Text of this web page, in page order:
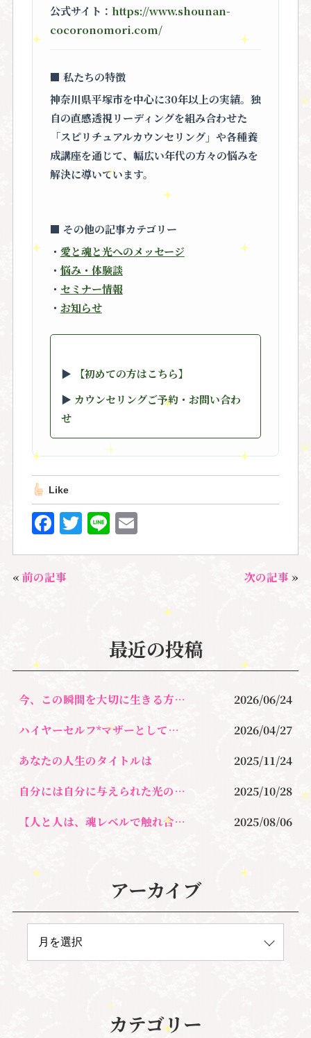
公式サイト： https://www.shounan-
cocoronomori.com/
■ 私たちの特徴
神奈川県平塚市を中心に30年以上の実績。独
自の直感透視リーディングを組み合わせた
「スピリチュアルカウンセリング」 や各種養
成講座を通じて、幅広い年代の方々の悩みを
解決に導いています。
■ その他の記事カテゴリー
・ 愛と魂と光へのメッセージ
・ 悩み・体験談
・ セミナー情報
・ お知らせ
▶︎
【初めての方はこちら】
▶︎ カウンセリングご予約・お問い合わ
せ
Like
F
c
e
k
T LiE
« 前の記事 次の記事 »
最近の投稿
今、この瞬間を大切に生きる方法とは！
2026/06/24
ハイヤーセルフ*マザーとして生きるとは？
2026/04/27
あなたの人生のタイトルは
2025/11/24
自分には自分に与えられた光の道がある
2025/10/28
【人と人は、魂レベルで触れ合うことがとても大切なんです。】
2025/08/06
アーカイブ
カテゴリー